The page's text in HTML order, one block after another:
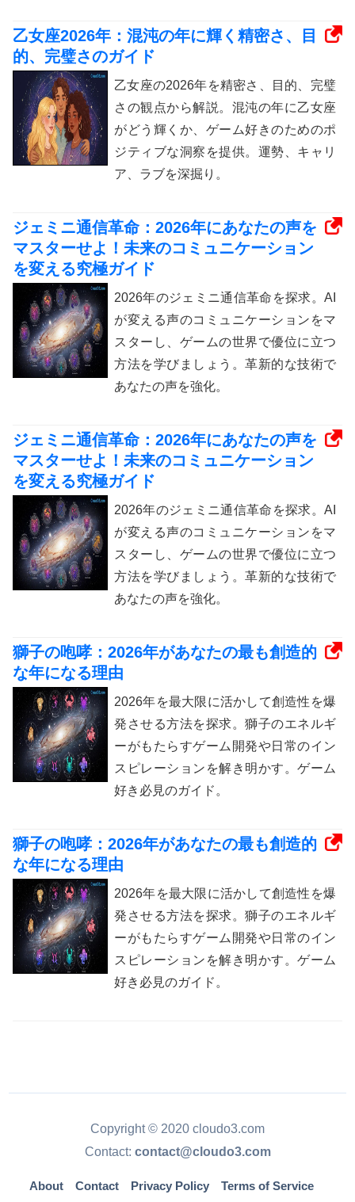
乙女座2026年：混沌の年に輝く精密さ、目
的、完璧さのガイド
乙女座の2026年を精密さ、目的、完璧
さの観点から解説。混沌の年に乙女座
がどう輝くか、ゲーム好きのためのポ
ジティブな洞察を提供。運勢、キャリ
ア、ラブを深掘り。
ジェミニ通信革命：2026年にあなたの声を
マスターせよ！未来のコミュニケーション
を変える究極ガイド
2026年のジェミニ通信革命を探求。AI
が変える声のコミュニケーションをマ
スターし、ゲームの世界で優位に立つ
方法を学びましょう。革新的な技術で
あなたの声を強化。
ジェミニ通信革命：2026年にあなたの声を
マスターせよ！未来のコミュニケーション
を変える究極ガイド
2026年のジェミニ通信革命を探求。AI
が変える声のコミュニケーションをマ
スターし、ゲームの世界で優位に立つ
方法を学びましょう。革新的な技術で
あなたの声を強化。
獅子の咆哮：2026年があなたの最も創造的
な年になる理由
2026年を最大限に活かして創造性を爆
発させる方法を探求。獅子のエネルギ
ーがもたらすゲーム開発や日常のイン
スピレーションを解き明かす。ゲーム
好き必見のガイド。
獅子の咆哮：2026年があなたの最も創造的
な年になる理由
2026年を最大限に活かして創造性を爆
発させる方法を探求。獅子のエネルギ
ーがもたらすゲーム開発や日常のイン
スピレーションを解き明かす。ゲーム
好き必見のガイド。
Copyright © 2020 cloudo3.com
Contact: contact@cloudo3.com
About Contact Privacy Policy Terms of Service